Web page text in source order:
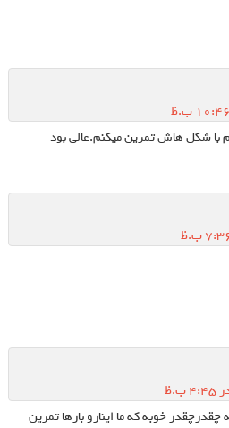
با شکل هاش تمرین میکنم.عالی بود
خوبه که ما اینارو بارها تمرین